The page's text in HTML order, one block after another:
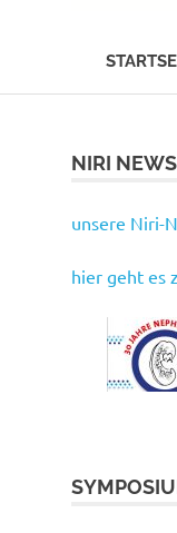
Nordrhein-
Westafalen
NIRI NEWS
unsere Niri-
hier geht es